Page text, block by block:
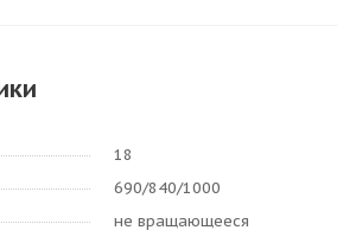
18
690/840/1000
не вращающееся